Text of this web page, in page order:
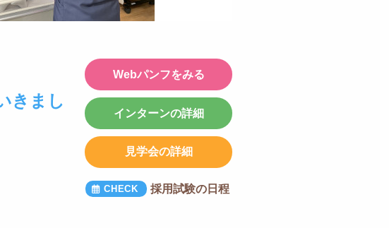
きまし
Webパンフをみる
インターンの詳細
見学会の詳細
採用試験の日程